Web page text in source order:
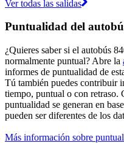
Ver todas las salidas
Puntualidad del
¿Quieres saber si el autobús
normalmente puntual? Abre la
informes de puntualidad de
Tú también puedes contribuir
tiempo, puntual o con retraso.
puntualidad se generan en
pueden ser diferentes de los
Más información sobre